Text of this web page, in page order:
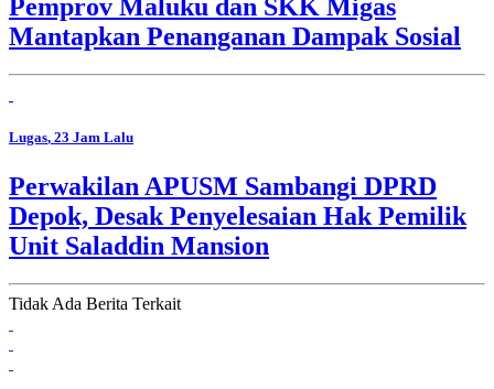
Pemprov Maluku dan SKK Migas
Mantapkan Penanganan Dampak Sosial
Lugas, 23 Jam Lalu
Perwakilan APUSM Sambangi DPRD
Depok, Desak Penyelesaian Hak Pemilik
Unit Saladdin Mansion
Tidak Ada Berita Terkait